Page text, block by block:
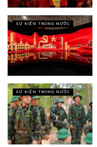
SỰ KIỆN TRONG NƯỚC
SỰ KIỆN TRONG NƯỚC